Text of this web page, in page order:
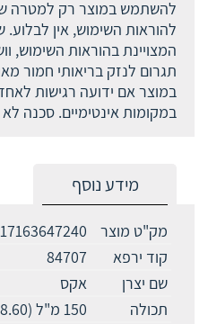
להשתמש במוצר רק למטרה
להוראות השימוש, אין
המצויינת בהוראות השימוש,
תגרום לנזק בריאותי חמור
במוצר אם ידועה רגישות
במקומות אינטימיים. סכנה
מידע נוסף
מק"ט מוצר
קוד ירפא
84707
שם יצרן
אקס
תכולה
150 מ"ל (8.60 ₪ ל-100 מ"ל)